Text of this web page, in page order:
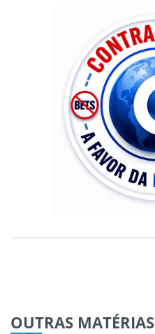
OUTRAS MATÉRIAS